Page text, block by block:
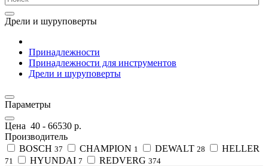
Дрели и шуруповерты
Принадлежности
Принадлежности для инструментов
Дрели и шуруповерты
Параметры
Цена 40 - 66530 р.
Производитель
BOSCH 37 CHAMPION 1 DEWALT 28 HELLER
71 HYUNDAI 7 REDVERG 374